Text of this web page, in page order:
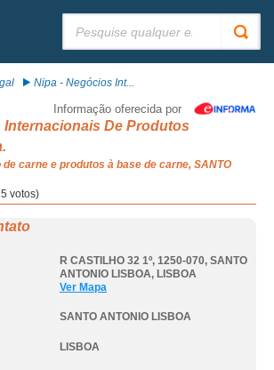
Nipa - Negócios Int...
Informação oferecida por
Internacionais De Produtos
carne e produtos à base de carne, SANTO
votos)
R CASTILHO 32 1º, 1250-070, SANTO
ANTONIO LISBOA, LISBOA
Ver Mapa
SANTO ANTONIO LISBOA
LISBOA